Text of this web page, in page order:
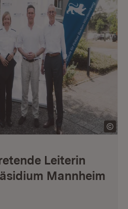
Leiterin
Mannheim